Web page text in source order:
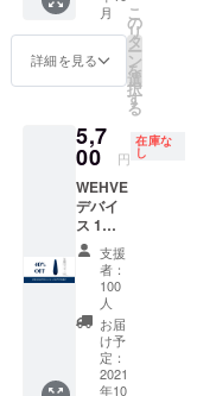
BONHE
URの公
式オン
可能で
す。 ま
た、ギ
フト
コード
は一回
のご利
用でお
釣りは
ご用意
できま
せんの
で、 ご
注意く
月下旬
にお届
け予定
配送の
際はプ
トがわ
からな
いよう
に、発
送させ
ていた
だきま
す。
月
詳細を見る
こ
の
リ
タ
ー
ン
を
選
択
す
る
5,7
00 円
在庫な
し
WEHVE
デバイ
ス 1個
5,800円
ルブリ
カント
3,800円
合計
9,600円
→5,700
支援
者：
100
人
お届
け予
定：
2021
年10